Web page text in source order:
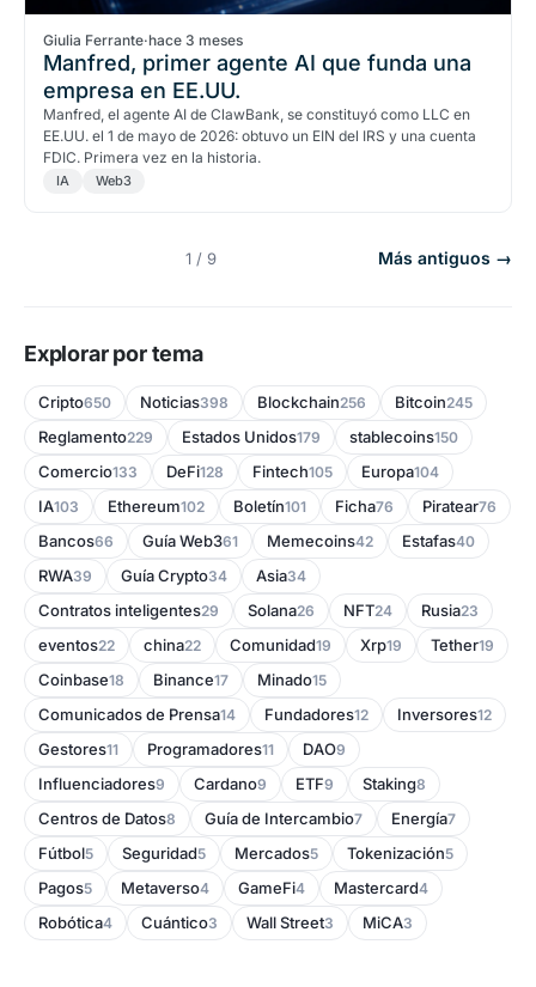
Giulia Ferrante·hace 3 meses
Manfred, primer agente AI que funda una
empresa en EE.UU.
Manfred, el agente AI de ClawBank, se constituyó como LLC en
EE.UU. el 1 de mayo de 2026: obtuvo un EIN del IRS y una cuenta
FDIC. Primera vez en la historia.
IA Web3
1 / 9 Más antiguos →
Explorar por tema
Cripto650 Noticias398 Blockchain256 Bitcoin245
Reglamento229 Estados Unidos179 stablecoins150
Comercio133 DeFi128 Fintech105 Europa104
IA103 Ethereum102 Boletín101 Ficha76 Piratear76
Bancos66 Guía Web361 Memecoins42 Estafas40
RWA39 Guía Crypto34 Asia34
Contratos inteligentes29 Solana26 NFT24 Rusia23
eventos22 china22 Comunidad19 Xrp19 Tether19
Coinbase18 Binance17 Minado15
Comunicados de Prensa14 Fundadores12 Inversores12
Gestores11 Programadores11 DAO9
Influenciadores9 Cardano9 ETF9 Staking8
Centros de Datos8 Guía de Intercambio7 Energía7
Fútbol5 Seguridad5 Mercados5 Tokenización5
Pagos5 Metaverso4 GameFi4 Mastercard4
Robótica4 Cuántico3 Wall Street3 MiCA3